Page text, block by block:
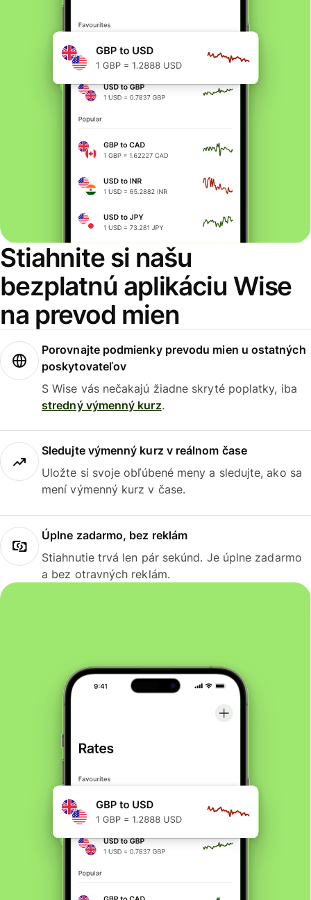
Stiahnite si našu
bezplatnú aplikáciu Wise
na prevod mien
Porovnajte podmienky prevodu mien u ostatných
poskytovateľov
S Wise vás nečakajú žiadne skryté poplatky, iba
stredný výmenný kurz.
Sledujte výmenný kurz v reálnom čase
Uložte si svoje obľúbené meny a sledujte, ako sa
mení výmenný kurz v čase.
Úplne zadarmo, bez reklám
Stiahnutie trvá len pár sekúnd. Je úplne zadarmo
a bez otravných reklám.